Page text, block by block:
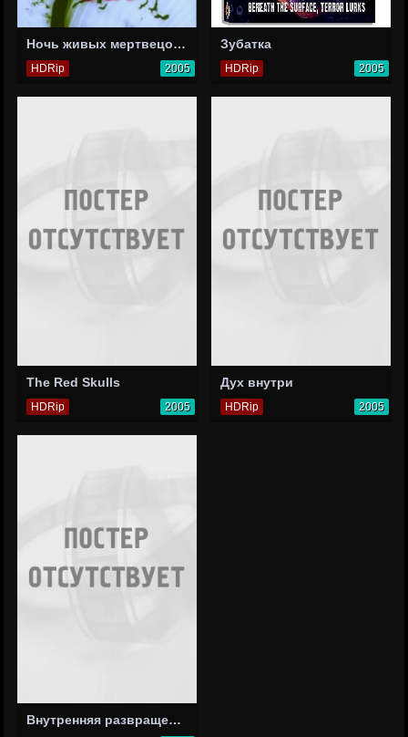
Ночь живых мертвецов: Хроники уцелевших
HDRip 2005
Зубатка
HDRip 2005
The Red Skulls
HDRip 2005
Дух внутри
HDRip 2005
Внутренняя развращенность. Часть 2